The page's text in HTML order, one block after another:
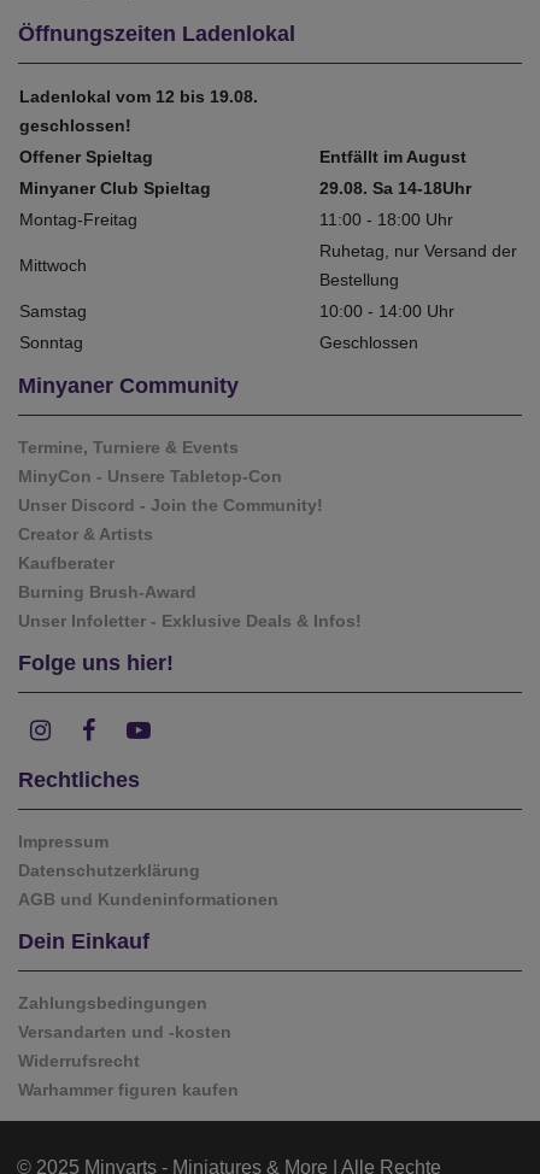
Öffnungszeiten Ladenlokal
Ladenlokal vom 12 bis 19.08.
geschlossen!
Offener Spieltag
Entfällt im August
Minyaner Club Spieltag
29.08. Sa 14-18Uhr
Montag-Freitag
11:00 - 18:00 Uhr
Mittwoch
Ruhetag, nur Versand der
Bestellung
Samstag
10:00 - 14:00 Uhr
Sonntag
Geschlossen
Minyaner Community
Termine, Turniere & Events
MinyCon - Unsere Tabletop-Con
Unser Discord - Join the Community!
Creator & Artists
Kaufberater
Burning Brush-Award
Unser Infoletter - Exklusive Deals & Infos!
Folge uns hier!
Rechtliches
Impressum
Datenschutzerklärung
AGB und Kundeninformationen
Dein Einkauf
Zahlungsbedingungen
Versandarten und -kosten
Widerrufsrecht
Warhammer figuren kaufen
© 2025 Minyarts - Miniatures & More | Alle Rechte